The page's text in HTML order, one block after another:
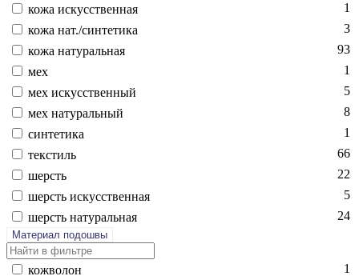
ко­жа ис­кусс­твен­ная
1
ко­жа нат./син­те­тика
3
ко­жа на­тураль­ная
93
мех
1
мех ис­кусс­твен­ный
5
мех на­тураль­ный
8
син­те­тика
1
текс­тиль
66
шерсть
22
шерсть ис­кусс­твен­ная
5
шерсть на­тураль­ная
24
Материал подошвы
кож­во­лон
1